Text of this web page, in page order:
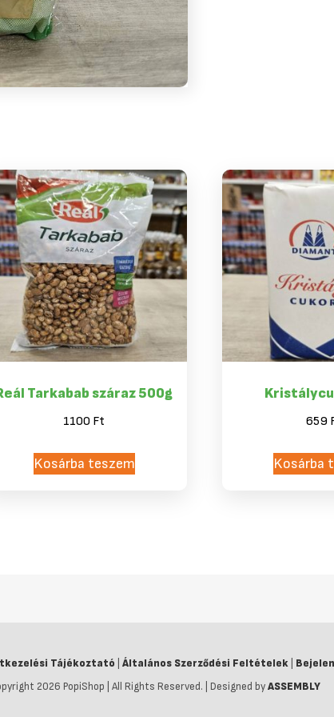
Tarkabab száraz 500g
1100 Ft
Kosárba teszem
659
Kosárba
Tájékoztató |Általános Szerződési Feltételek
2026 PopiShop | All Rights Reserved. | Designed byASSEMBLY